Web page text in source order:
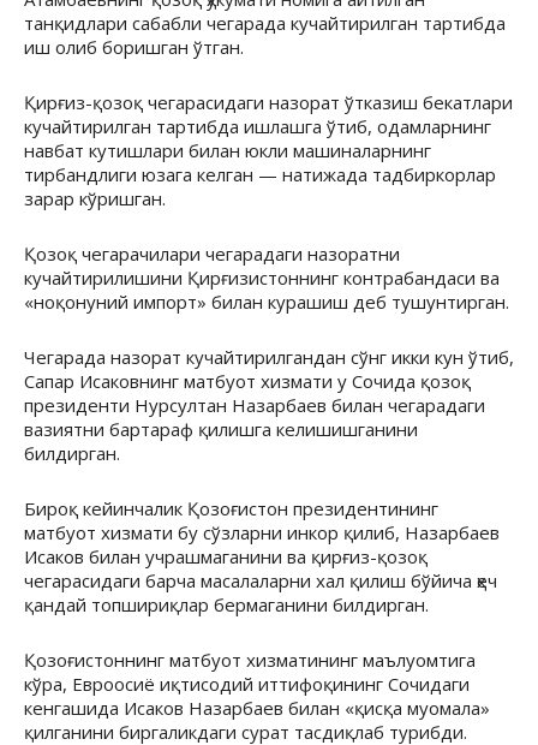
танқидлари сабабли чегарада кучайтирилган тартибда
иш олиб боришган ўтган.
Қирғиз-қозоқ чегарасидаги назорат ўтказиш бекатлари
кучайтирилган тартибда ишлашга ўтиб, одамларнинг
навбат кутишлари билан юкли машиналарнинг
тирбандлиги юзага келган — натижада тадбиркорлар
зарар кўришган.
Қозоқ чегарачилари чегарадаги назоратни
кучайтирилишини Қирғизистоннинг контрабандаси ва
«ноқонуний импорт» билан курашиш деб тушунтирган.
Чегарада назорат кучайтирилгандан сўнг икки кун ўтиб,
Сапар Исаковнинг матбуот хизмати у Сочида қозоқ
президенти Нурсултан Назарбаев билан чегарадаги
вазиятни бартараф қилишга келишишганини
билдирган.
Бироқ кейинчалик Қозоғистон президентининг
матбуот хизмати бу сўзларни инкор қилиб, Назарбаев
Исаков билан учрашмаганини ва қирғиз-қозоқ
чегарасидаги барча масалаларни хал қилиш бўйича ҳеч
қандай топшириқлар бермаганини билдирган.
Қозоғистоннинг матбуот хизматининг маълуомтига
кўра, Евроосиё иқтисодий иттифоқининг Сочидаги
кенгашида Исаков Назарбаев билан «қисқа муомала»
қилганини биргаликдаги сурат тасдиқлаб турибди.